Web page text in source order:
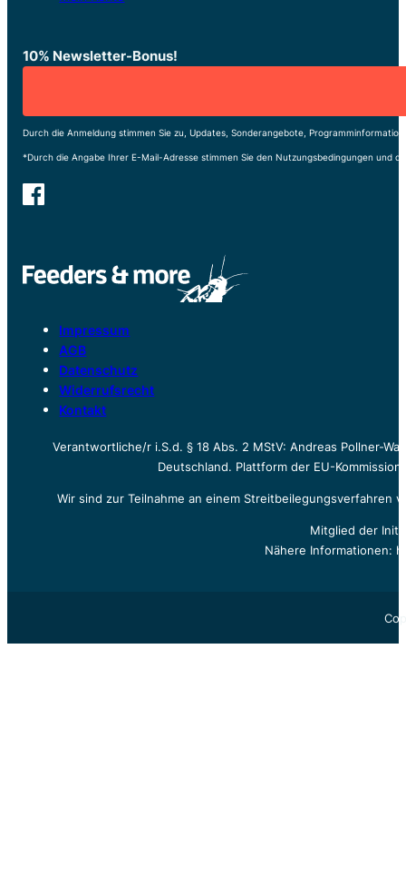
10% Newsletter-Bonus!
Durch die Anmeldung stimmen Sie zu, Updates, Sonderangebote,
*Durch die Angabe Ihrer E-Mail-Adresse stimmen Sie den Nutzungsbedingungen und
Impressum
AGB
Datenschutz
Widerrufsrecht
Kontakt
Verantwortliche/r i.S.d. § 18 Abs. 2 MStV: Andreas Pollner-
Deutschland. Plattform der EU-
Wir sind zur Teilnahme an einem
Mitglied der
Nähere Informationen: